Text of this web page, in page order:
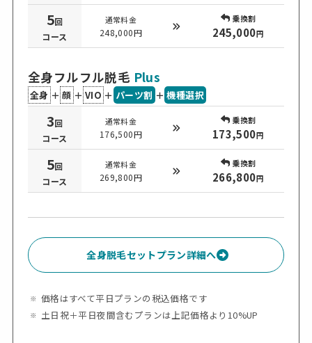
5回
コース
通常料金
248,000円
乗換割
245,000円
全身フルフル脱毛 Plus
全身 ＋顔＋ VIO ＋ パーツ割 ＋ 機種選択
3回
コース
通常料金
176,500円
乗換割
173,500円
5回
コース
通常料金
269,800円
乗換割
266,800円
全身脱毛セットプラン詳細へ
価格はすべて平日プランの税込価格です
土日祝＋平日夜間含むプランは上記価格より10%UP